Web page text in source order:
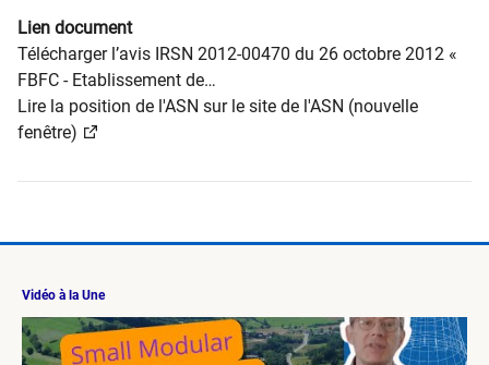
Lien document
Télécharger l’avis IRSN 2012-00470 du 26 octobre 2012 «
FBFC - Etablissement de…
Lire la position de l'ASN sur le site de l'ASN (nouvelle
fenêtre)
Vidéo à la Une